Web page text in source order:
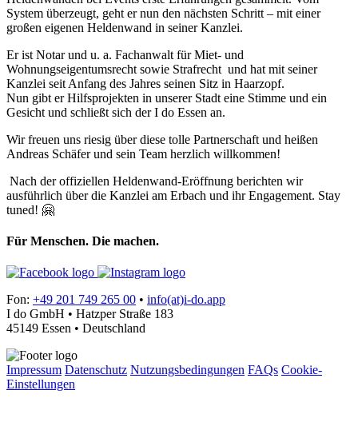
System überzeugt, geht er nun den nächsten Schritt – mit einer
großen eigenen Heldenwand in seiner Kanzlei.
Er ist Notar und u. a. Fachanwalt für Miet- und
Wohnungseigentumsrecht sowie Strafrecht und hat mit seiner
Kanzlei seit Anfang des Jahres seinen Sitz in Haarzopf.
Nun gibt er Hilfsprojekten in unserer Stadt eine Stimme und ein
Gesicht und schließt sich der I do Essen an.
Wir freuen uns riesig über diese tolle Partnerschaft und heißen
Andreas Schäfer und sein Team herzlich willkommen!
Nach der offiziellen Heldenwand-Eröffnung berichten wir
ausführlich über die Kanzlei am Erbach und ihr Engagement. Stay
tuned! 🤗
Für Menschen. Die machen.
Fon: +49 201 749 265 00 • info(at)i-do.app
I do GmbH • Hatzper Straße 183
45149 Essen • Deutschland
Impressum Datenschutz Nutzungsbedingungen FAQs Cookie-
Einstellungen